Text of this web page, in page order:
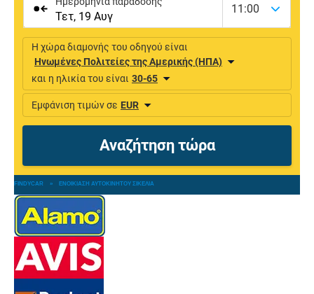
FINDYCAR » ΕΝΟΙΚΊΑΣΗ ΑΥΤΟΚΙΝΉΤΟΥ ΣΙΚΕΛΊΑ